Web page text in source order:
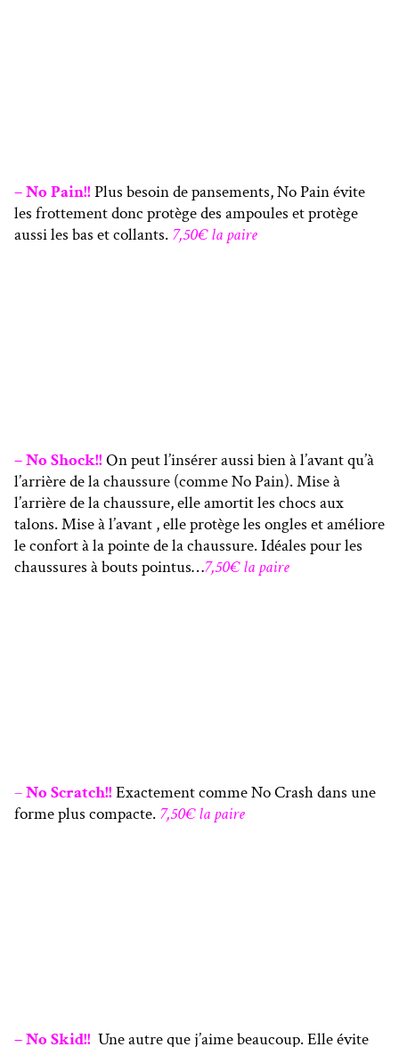
– No Pain!!Plus besoin de pansements, No Pain évite
les frottement donc protège des ampoules et protège
aussi les bas et collants. 7,50€ la paire
– No Shock!!On peut l’insérer aussi bien à l’avant qu’à
l’arrière de la chaussure (comme No Pain). Mise à
l’arrière de la chaussure, elle amortit les chocs aux
talons. Mise à l’avant , elle protège les ongles et améliore
le confort à la pointe de la chaussure. Idéales pour les
chaussures à bouts pointus…7,50€ la paire
–No Scratch!!Exactement comme No Crash dans une
forme plus compacte. 7,50€ la paire
– No Skid!! Une autre que j’aime beaucoup. Elle évite